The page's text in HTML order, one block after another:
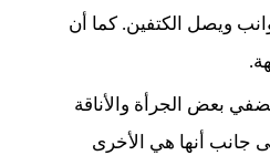
ويصل الكتفين. كما أن
بعض الجرأة والأناقة
جانب أنها هي الأخرى